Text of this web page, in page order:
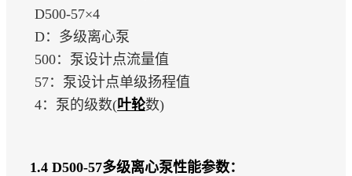
D500-57×4
D：多级离心泵
500：泵设计点流量值
57：泵设计点单级扬程值
4：泵的级数(叶轮数)
1.4 D500-57多级离心泵性能参数：